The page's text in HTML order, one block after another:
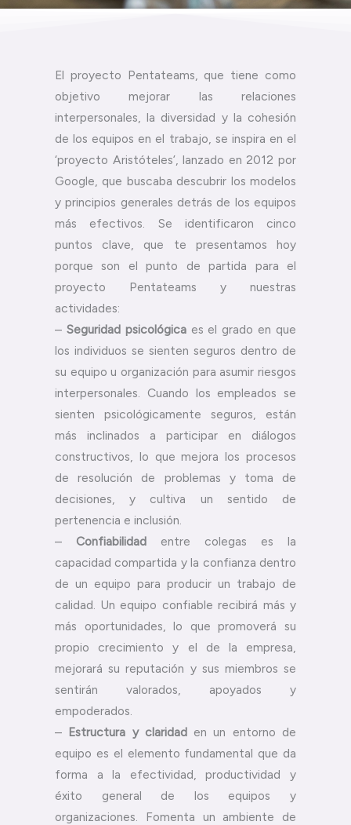
El proyecto Pentateams, que tiene como
objetivo mejorar las relaciones
interpersonales, la diversidad y la cohesión
de los equipos en el trabajo, se inspira en el
‘proyecto Aristóteles’, lanzado en 2012 por
Google, que buscaba descubrir los modelos
y principios generales detrás de los equipos
más efectivos. Se identificaron cinco
puntos clave, que te presentamos hoy
porque son el punto de partida para el
proyecto Pentateams y nuestras
actividades:
– Seguridad psicológicaes el grado en que
los individuos se sienten seguros dentro de
su equipo u organización para asumir riesgos
interpersonales. Cuando los empleados se
sienten psicológicamente seguros, están
más inclinados a participar en diálogos
constructivos, lo que mejora los procesos
de resolución de problemas y toma de
decisiones, y cultiva un sentido de
pertenencia e inclusión.
– Confiabilidad entre colegas es la
capacidad compartida y la confianza dentro
de un equipo para producir un trabajo de
calidad. Un equipo confiable recibirá más y
más oportunidades, lo que promoverá su
propio crecimiento y el de la empresa,
mejorará su reputación y sus miembros se
sentirán valorados, apoyados y
empoderados.
– Estructura y claridaden un entorno de
equipo es el elemento fundamental que da
forma a la efectividad, productividad y
éxito general de los equipos y
organizaciones. Fomenta un ambiente de